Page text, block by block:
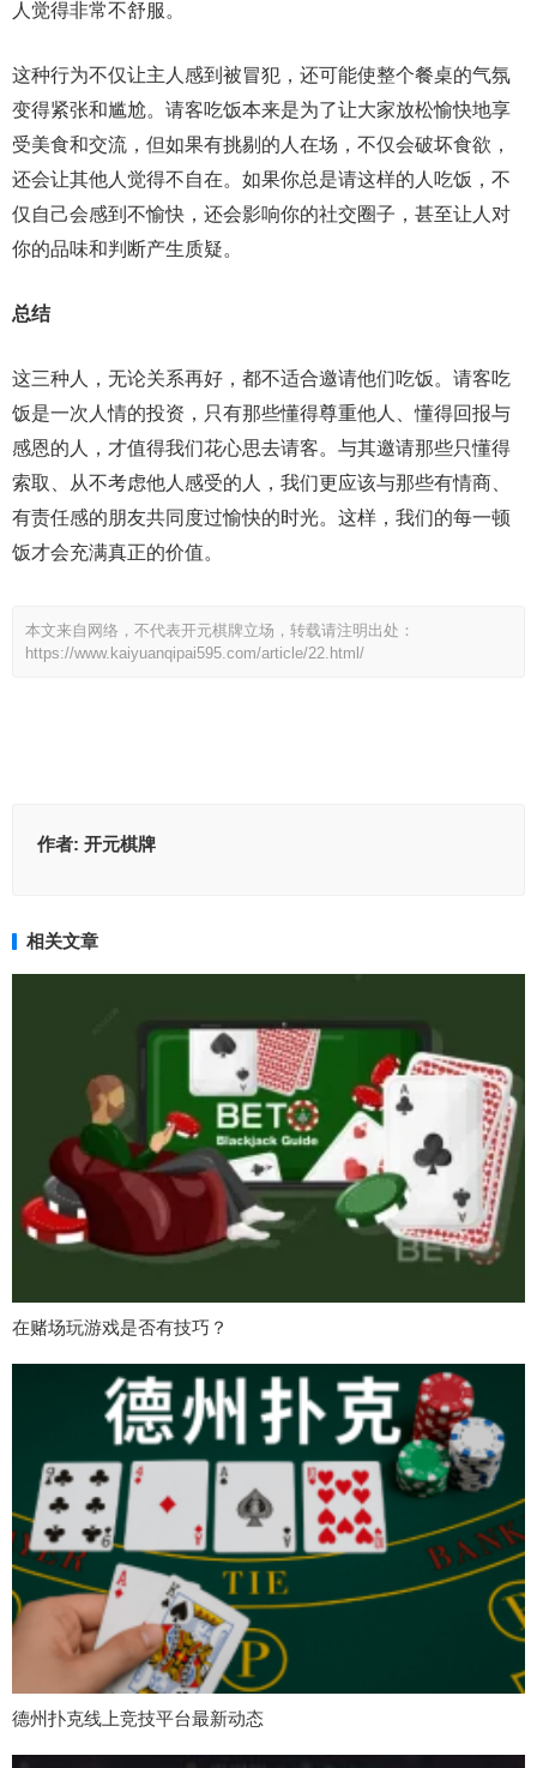
人觉得非常不舒服。
这种行为不仅让主人感到被冒犯，还可能使整个餐桌的气氛
变得紧张和尴尬。请客吃饭本来是为了让大家放松愉快地享
受美食和交流，但如果有挑剔的人在场，不仅会破坏食欲，
还会让其他人觉得不自在。如果你总是请这样的人吃饭，不
仅自己会感到不愉快，还会影响你的社交圈子，甚至让人对
你的品味和判断产生质疑。
总结
这三种人，无论关系再好，都不适合邀请他们吃饭。请客吃
饭是一次人情的投资，只有那些懂得尊重他人、懂得回报与
感恩的人，才值得我们花心思去请客。与其邀请那些只懂得
索取、从不考虑他人感受的人，我们更应该与那些有情商、
有责任感的朋友共同度过愉快的时光。这样，我们的每一顿
饭才会充满真正的价值。
本文来自网络，不代表开元棋牌立场，转载请注明出处：
https://www.kaiyuanqipai595.com/article/22.html/
作者: 开元棋牌
相关文章
在赌场玩游戏是否有技巧？
德州扑克线上竞技平台最新动态